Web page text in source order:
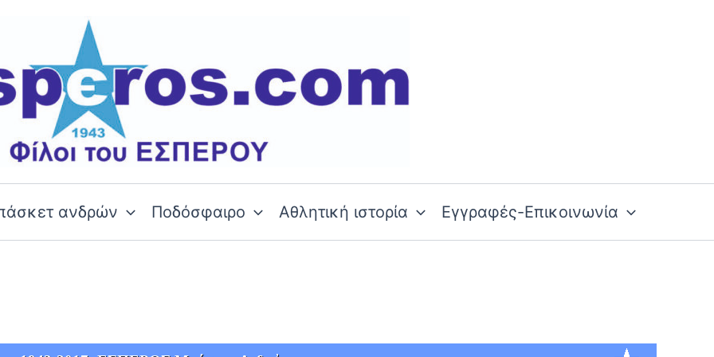
ανδρών Ποδόσφαιρο Αθλητική ιστορία Εγγραφές-Επικοινωνία